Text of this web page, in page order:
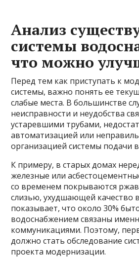
Анализ
системы
что можно
Перед тем как приступать к
системы, важно понять ее
слабые места. В большинстве
неисправности и неудобства
устаревшими трубами,
автоматизацией или
организацией системы подачи
К примеру, в старых домах
железные или
со временем покрываются
слизью, ухудшающей качество
показывает, что около 30%
водоснабжением связаны
коммуникациями. Поэтому,
должно стать обследование
проекта модернизации.